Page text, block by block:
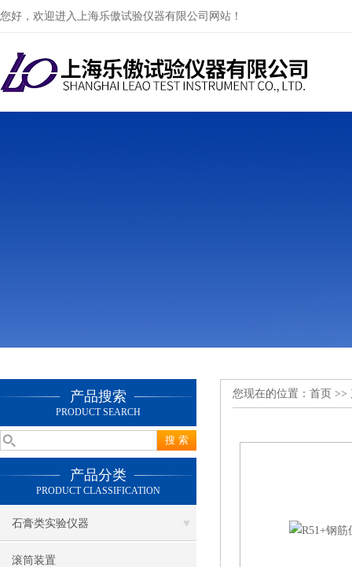
您好，欢迎进入上海乐傲试验仪器有限公司网站！
产品搜索
PRODUCT SEARCH
产品分类
PRODUCT CLASSIFICATION
石膏类实验仪器
滚筒装置
您现在的位置： 首页 >>